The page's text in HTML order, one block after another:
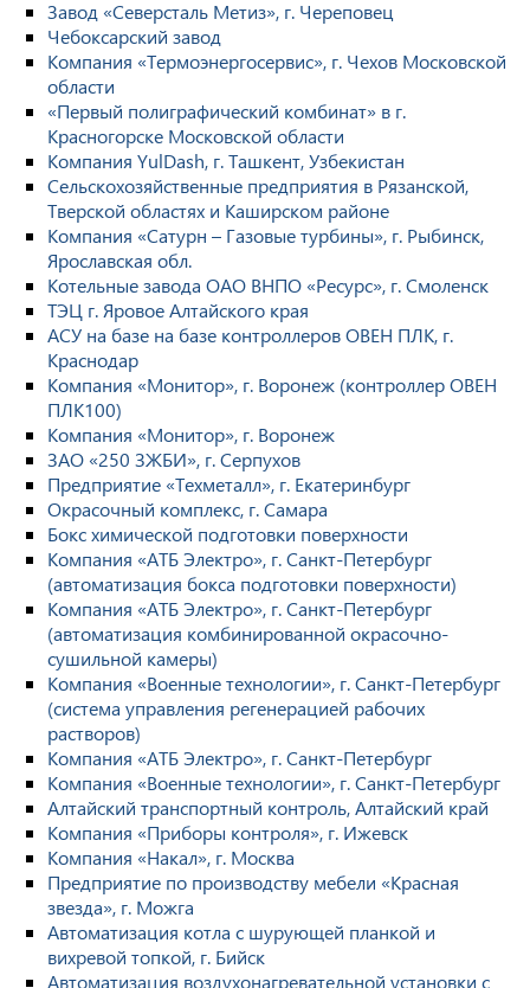
Завод «Северсталь Метиз», г. Череповец
Чебоксарский завод
Компания «Термоэнергосервис», г. Чехов Московской
области
«Первый полиграфический комбинат» в г.
Красногорске Московской области
Компания YulDash, г. Ташкент, Узбекистан
Сельскохозяйственные предприятия в Рязанской,
Тверской областях и Каширском районе
Компания «Сатурн – Газовые турбины», г. Рыбинск,
Ярославская обл.
Котельные завода ОАО ВНПО «Ресурс», г. Смоленск
ТЭЦ г. Яровое Алтайского края
АСУ на базе на базе контроллеров ОВЕН ПЛК, г.
Краснодар
Компания «Монитор», г. Воронеж (контроллер ОВЕН
ПЛК100)
Компания «Монитор», г. Воронеж
ЗАО «250 ЗЖБИ», г. Серпухов
Предприятие «Техметалл», г. Екатеринбург
Окрасочный комплекс, г. Самара
Бокс химической подготовки поверхности
Компания «АТБ Электро», г. Санкт-Петербург
(автоматизация бокса подготовки поверхности)
Компания «АТБ Электро», г. Санкт-Петербург
(автоматизация комбинированной окрасочно-
сушильной камеры)
Компания «Военные технологии», г. Санкт-Петербург
(система управления регенерацией рабочих
растворов)
Компания «АТБ Электро», г. Санкт-Петербург
Компания «Военные технологии», г. Санкт-Петербург
Алтайский транспортный контроль, Алтайский край
Компания «Приборы контроля», г. Ижевск
Компания «Накал», г. Москва
Предприятие по производству мебели «Красная
звезда», г. Можга
Автоматизация котла с шурующей планкой и
вихревой топкой, г. Бийск
Автоматизация воздухонагревательной установки с